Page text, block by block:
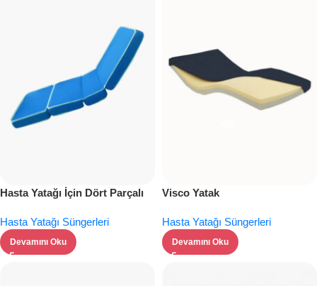
Hasta Yatağı İçin Dört Parçalı
Hasta Yatağı Süngerleri
Devamını Oku
Visco Yatak
Hasta Yatağı Süngerleri
Devamını Oku